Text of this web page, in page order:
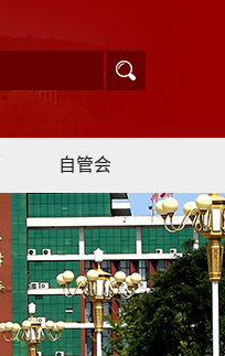
自管会